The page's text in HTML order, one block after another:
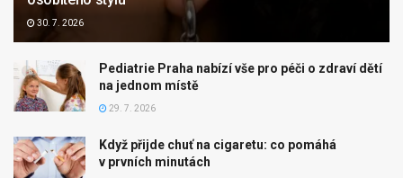
30. 7. 2026
Pediatrie Praha nabízí vše pro péči o zdraví dětí
na jednom místě
29. 7. 2026
Když přijde chuť na cigaretu: co pomáhá
v prvních minutách